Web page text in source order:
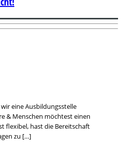
eine Ausbildungsstelle
& Menschen möchtest einen
flexibel, hast die Bereitschaft
zu […]